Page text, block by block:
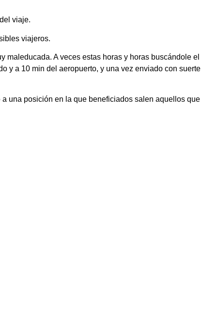
viaje.
viajeros.
maleducada. A veces estas horas y horas buscándole el
y a 10 min del aeropuerto, y una vez enviado con suerte
una posición en la que beneficiados salen aquellos que